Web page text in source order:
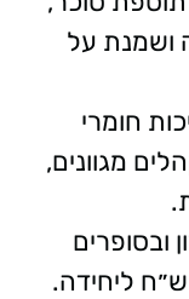
ושמנת על
חומרי
מגוונים,
ובסופרים